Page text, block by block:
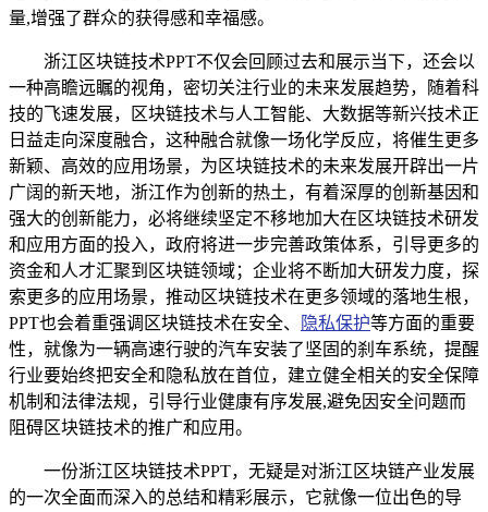
量,增强了群众的获得感和幸福感。
浙江区块链技术PPT不仅会回顾过去和展示当下，还会以
一种高瞻远瞩的视角，密切关注行业的未来发展趋势，随着科
技的飞速发展，区块链技术与人工智能、大数据等新兴技术正
日益走向深度融合，这种融合就像一场化学反应，将催生更多
新颖、高效的应用场景，为区块链技术的未来发展开辟出一片
广阔的新天地，浙江作为创新的热土，有着深厚的创新基因和
强大的创新能力，必将继续坚定不移地加大在区块链技术研发
和应用方面的投入，政府将进一步完善政策体系，引导更多的
资金和人才汇聚到区块链领域；企业将不断加大研发力度，探
索更多的应用场景，推动区块链技术在更多领域的落地生根，
PPT也会着重强调区块链技术在安全、
隐私保护等方面的重要
性，就像为一辆高速行驶的汽车安装了坚固的刹车系统，提醒
行业要始终把安全和隐私放在首位，建立健全相关的安全保障
机制和法律法规，引导行业健康有序发展,避免因安全问题而
阻碍区块链技术的推广和应用。
一份浙江区块链技术PPT，无疑是对浙江区块链产业发展
的一次全面而深入的总结和精彩展示，它就像一位出色的导